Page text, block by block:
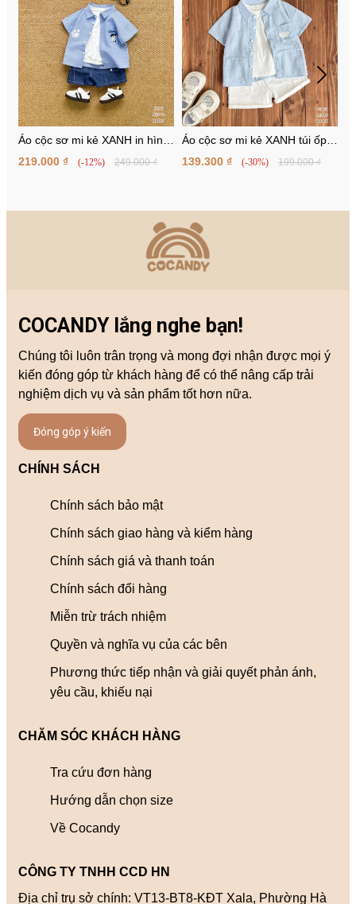
Áo cộc sơ mi kẻ XANH in hình
cún
219.000 ₫ (-12%) 249.000 ₫
Áo cộc sơ mi kẻ XANH túi ốp
ngực cách điệu
139.300 ₫ (-30%) 199.000 ₫
COCANDY lắng nghe bạn!
Chúng tôi luôn trân trọng và mong đợi nhận được mọi ý
kiến đóng góp từ khách hàng để có thể nâng cấp trải
nghiệm dịch vụ và sản phẩm tốt hơn nữa.
Đóng góp ý kiến
CHÍNH SÁCH
Chính sách bảo mật
Chính sách giao hàng và kiểm hàng
Chính sách giá và thanh toán
Chính sách đổi hàng
Miễn trừ trách nhiệm
Quyền và nghĩa vụ của các bên
Phương thức tiếp nhận và giải quyết phản ánh,
yêu cầu, khiếu nại
CÔNG TY TNHH CCD HN
Địa chỉ trụ sở chính: VT13-BT8-KĐT Xala, Phường Hà
CHĂM SÓC KHÁCH HÀNG
Tra cứu đơn hàng
Hướng dẫn chọn size
Về Cocandy